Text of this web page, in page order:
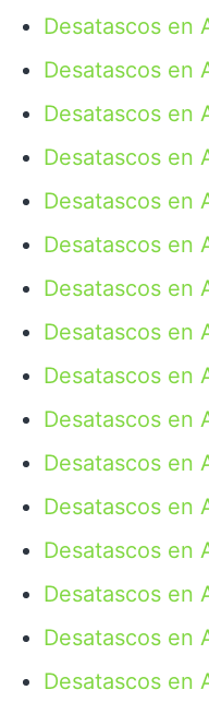
Desatascos en
Desatascos en
Desatascos en
Desatascos en
Desatascos en
Desatascos en
Desatascos en
Desatascos en
Desatascos en
Desatascos en
Desatascos en
Desatascos en
Desatascos en
Desatascos en
Desatascos en
Desatascos en